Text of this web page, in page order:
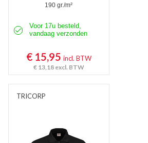
190 gr./m²
Voor 17u besteld,
vandaag verzonden
€ 15,95 incl. BTW
€ 13,18 excl. BTW
TRICORP